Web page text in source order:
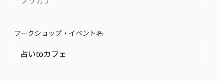
ワークショップ・イベント名